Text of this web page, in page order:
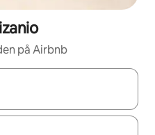
på Airbnb
du navigera med upp- och